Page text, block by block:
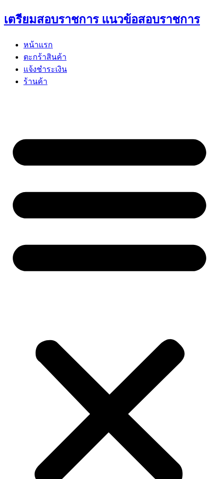
Skip
to
เตรียมสอบราชการ แนวข้อสอบราชการ
หน้าแรก
ตะกร้าสินค้า
แจ้งชำระเงิน
ร้านค้า